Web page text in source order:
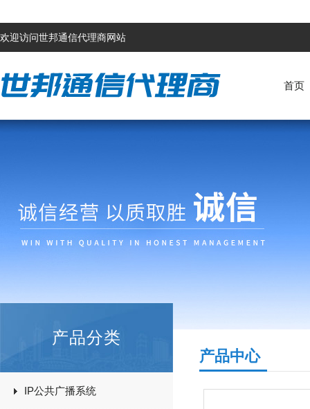
欢迎访问世邦通信代理商网站
首页
产品分类
IP公共广播系统
产品中心